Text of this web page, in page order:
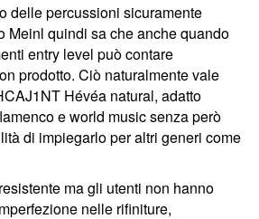
delle percussioni sicuramente
Meinl quindi sa che anche quando
entry level può contare
prodotto. Ciò naturalmente vale
Hévéa natural, adatto
e world music senza però
di impiegarlo per altri generi come
ma gli utenti non hanno
nelle rifiniture,